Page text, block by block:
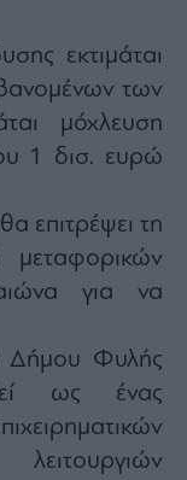
εκτιμάται
των
μόχλευση
1 δισ. ευρώ
επιτρέψει τη
για να
Δήμου Φυλής
ως ένας